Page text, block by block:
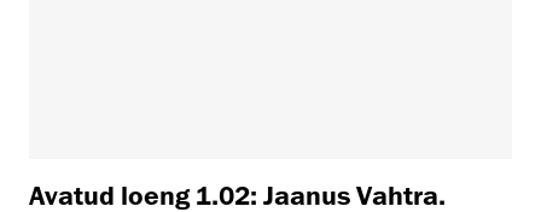
Avatud loeng 1.02: Jaanus Vahtra.